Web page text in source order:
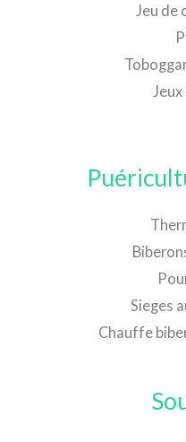
Jeu de
Sieges
Chauffe